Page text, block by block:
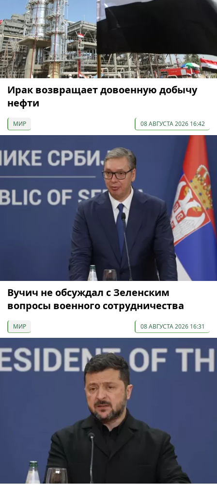
Ирак возвращает довоенную добычу
нефти
МИР 08 АВГУСТА 2026 16:42
Вучич не обсуждал с Зеленским
вопросы военного сотрудничества
МИР 08 АВГУСТА 2026 16:31